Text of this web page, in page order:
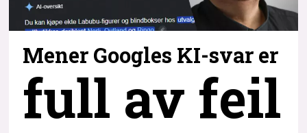
Mener Googles KI-svar er
full av feil